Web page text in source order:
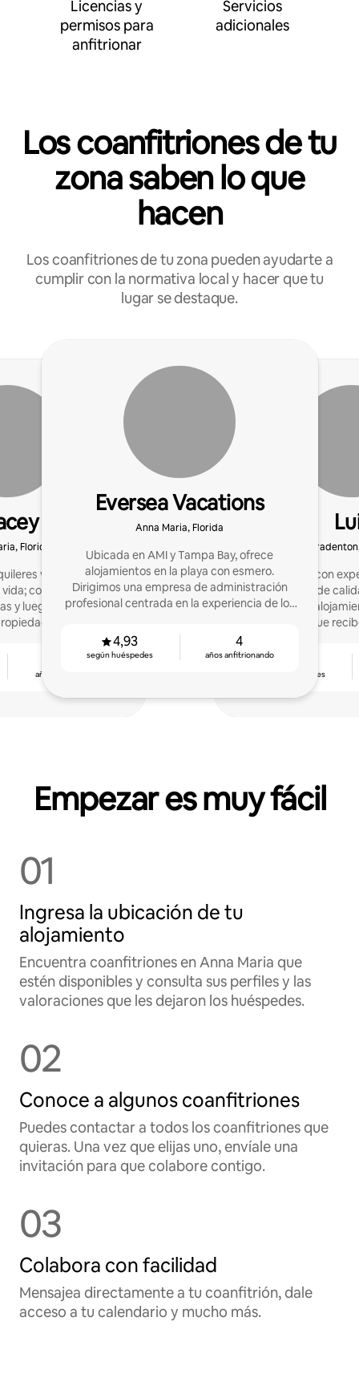
Licencias y
permisos para
anfitrionar
Servicios
adicionales
Los coanfitriones de tu
zona saben lo que
hacen
Los coanfitriones de tu zona pueden ayudarte a
cumplir con la normativa local y hacer que tu
lugar se destaque.
Florida
vacacionales la
comencé como
y luego pasé a ser
y anfitriona
año anfitrionando
Eversea Vacations
Anna Maria, Florida
Ubicada en AMI y Tampa Bay, ofrece
alojamientos en la playa con esmero.
Dirigimos una empresa de administración
profesional centrada en la experiencia de los
4,93
según huéspedes
4
años anfitrionando
Soy un anfitrión con
en estancias de
administrar
gestionados que
según huéspedes
Empezar es muy fácil
01
Ingresa la ubicación de tu
alojamiento
Encuentra coanfitriones en Anna Maria que
estén disponibles y consulta sus perfiles y las
valoraciones que les dejaron los huéspedes.
02
Conoce a algunos coanfitriones
Puedes contactar a todos los coanfitriones que
quieras. Una vez que elijas uno, envíale una
invitación para que colabore contigo.
03
Colabora con facilidad
Mensajea directamente a tu coanfitrión, dale
acceso a tu calendario y mucho más.